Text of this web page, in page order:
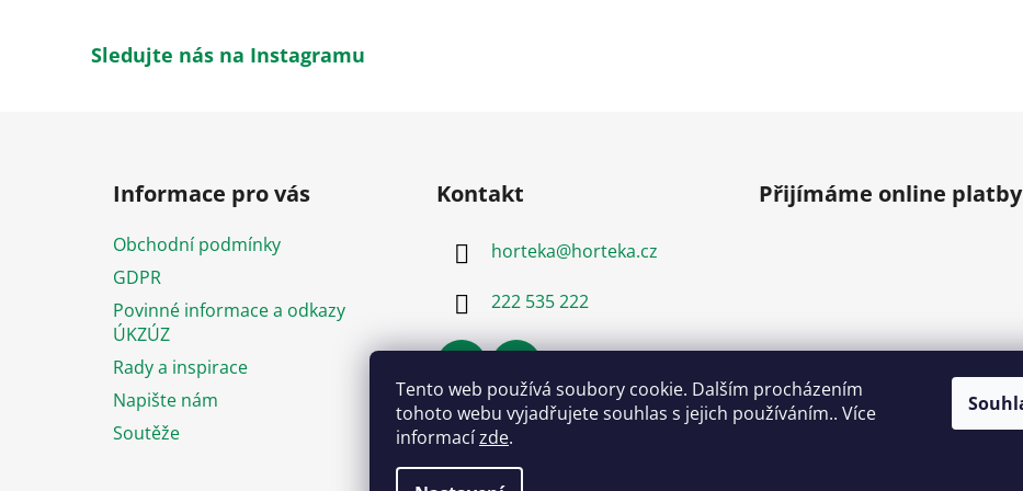
Tento web používá soubory cookie. Dalším procházením
tohoto webu vyjadřujete souhlas s jejich používáním.. Více
informacízde.
Sledujte nás na Instagramu
Informace pro vás
Obchodní podmínky
GDPR
Povinné informace a odkazy
ÚKZÚZ
Rady a inspirace
Napište nám
Soutěže
Kontakt
horteka@horteka.cz
222 535 222
Přijímáme online platby